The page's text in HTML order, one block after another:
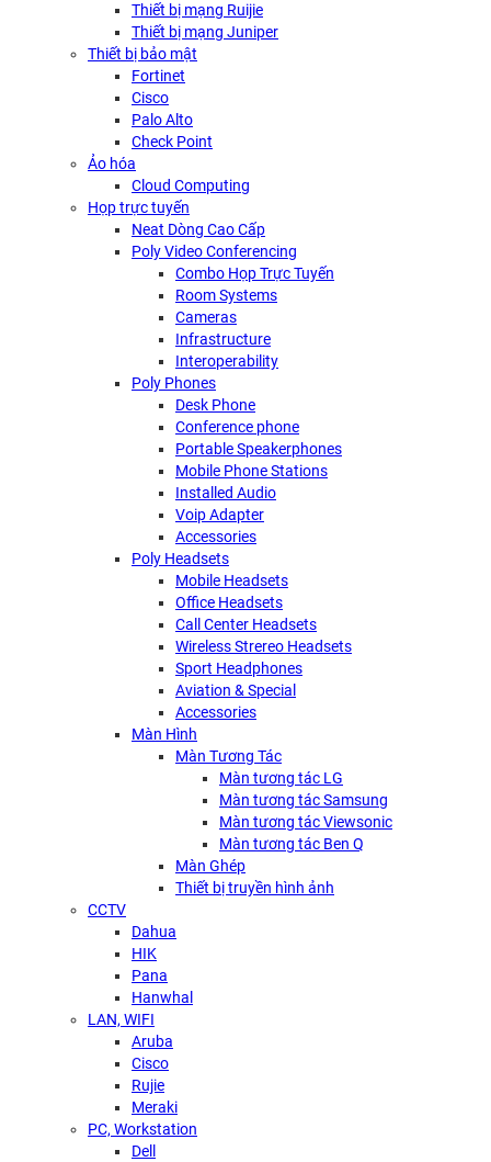
Thiết bị mạng Ruijie
Thiết bị mạng Juniper
Thiết bị bảo mật
Fortinet
Cisco
Palo Alto
Check Point
Ảo hóa
Cloud Computing
Họp trực tuyến
Neat Dòng Cao Cấp
Poly Video Conferencing
Combo Họp Trực Tuyến
Room Systems
Cameras
Infrastructure
Interoperability
Poly Phones
Desk Phone
Conference phone
Portable Speakerphones
Mobile Phone Stations
Installed Audio
Voip Adapter
Accessories
Poly Headsets
Mobile Headsets
Office Headsets
Call Center Headsets
Wireless Strereo Headsets
Sport Headphones
Aviation & Special
Accessories
Màn Hình
Màn Tương Tác
Màn tương tác LG
Màn tương tác Samsung
Màn tương tác Viewsonic
Màn tương tác Ben Q
Màn Ghép
Thiết bị truyền hình ảnh
CCTV
Dahua
HIK
Pana
Hanwhal
LAN, WIFI
Aruba
Cisco
Rujie
Meraki
PC, Workstation
Dell